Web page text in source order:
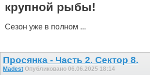
крупной рыбы!
Сезон уже в полном ...
Просянка - Часть 2. Сектор 8.
Madest Опубликовано 06.06.2025 18:14